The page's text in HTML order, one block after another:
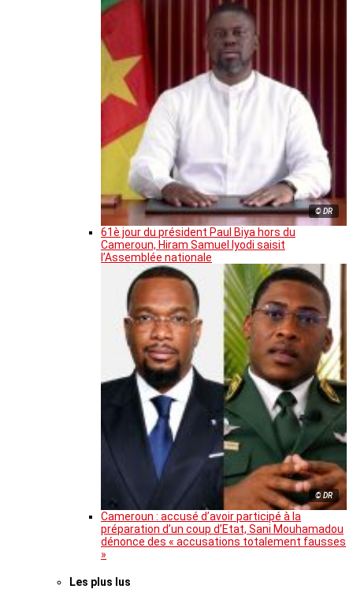
© DR
61è jour du président Paul Biya hors du
Cameroun, Hiram Samuel Iyodi saisit
l’Assemblée nationale
© DR
Cameroun : accusé d’avoir participé à la
préparation d’un coup d’Etat, Sani Mouhamadou
dénonce des « accusations totalement fausses
»
Les plus lus